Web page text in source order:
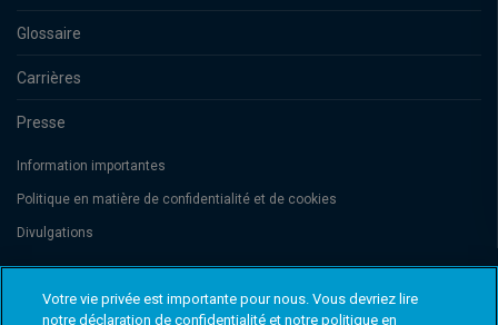
Glossaire
Carrières
Presse
Information importantes
Politique en matière de confidentialité et de cookies
Divulgations
Threadneedle Management Luxembourg S.A., registered with the Registre
de Commerce et des Sociétés (Luxembourg), No. B 110242 and/or
Votre vie privée est importante pour nous. Vous devriez lire
notre déclaration de confidentialité et notre politique en